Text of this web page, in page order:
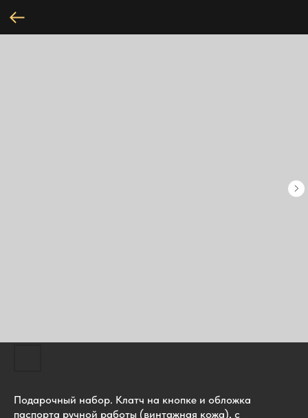
Подарочный набор. Клатч на кнопке и обложка
паспорта ручной работы (винтажная кожа), с